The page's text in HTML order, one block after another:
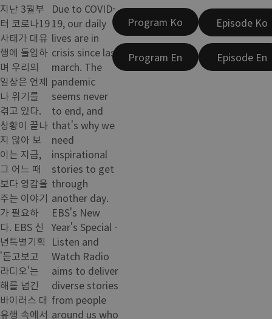
지난 3월부
터 코로나19
사태가 대유
행에 돌입하
며 우리의
일상은 언제
나 위기를
겪고 있다.
상황이 끝나
지 않아 보
이는 지금,
그 어느 때
보다 영감을
주는 이야기
가 필요하
다. EBS 신
년특별기획
'듣고보고
라디오'는
해를 넘긴
바이러스 대
유행 속에서
Due to COVID-
19, our daily
lives are in
crisis since last
march. The
pandemic
seems never
to end, and
that's why we
need
inspirational
stories to get
through
another day.
EBS's New
Year's Special -
Listen and
Watch Radio
aims to deliver
diverse stories
from people
around us who
Program Ko
Program En
Episode Ko
Episode En